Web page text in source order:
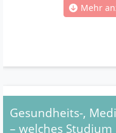
Mehr
Gesundheits-,
– welches